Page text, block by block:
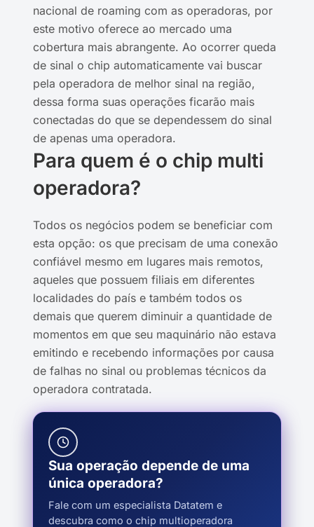
nacional de roaming com as operadoras, por
este motivo oferece ao mercado uma
cobertura mais abrangente. Ao ocorrer queda
de sinal o chip automaticamente vai buscar
pela operadora de melhor sinal na região,
dessa forma suas operações ficarão mais
conectadas do que se dependessem do sinal
de apenas uma operadora.
Para quem é o chip multi
operadora?
Todos os negócios podem se beneficiar com
esta opção: os que precisam de uma conexão
confiável mesmo em lugares mais remotos,
aqueles que possuem filiais em diferentes
localidades do país e também todos os
demais que querem diminuir a quantidade de
momentos em que seu maquinário não estava
emitindo e recebendo informações por causa
de falhas no sinal ou problemas técnicos da
operadora contratada.
Sua operação depende de uma
única operadora?
Fale com um especialista Datatem e
descubra como o chip multioperadora